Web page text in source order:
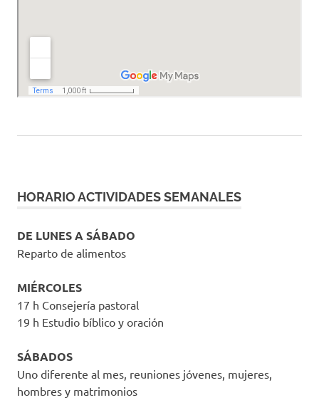
HORARIO ACTIVIDADES SEMANALES
DE LUNES A SÁBADO
Reparto de alimentos
MIÉRCOLES
17 h Consejería pastoral
19 h Estudio bíblico y oración
SÁBADOS
Uno diferente al mes, reuniones jóvenes, mujeres,
hombres y matrimonios